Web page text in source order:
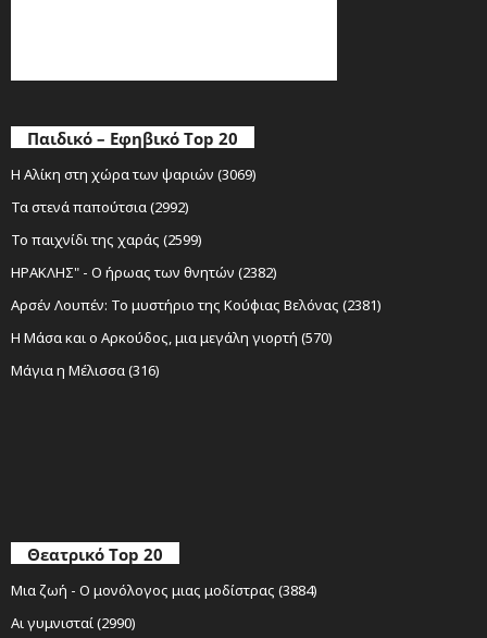
Παιδικό – Εφηβικό Top 20
Η Αλίκη στη χώρα των ψαριών (3069)
Τα στενά παπούτσια (2992)
Το παιχνίδι της χαράς (2599)
ΗΡΑΚΛΗΣ" - Ο ήρωας των θνητών (2382)
Αρσέν Λουπέν: Το μυστήριο της Κούφιας Βελόνας (2381)
Η Μάσα και ο Αρκούδος, μια μεγάλη γιορτή (570)
Μάγια η Μέλισσα (316)
Θεατρικό Top 20
Μια ζωή - Ο μονόλογος μιας μοδίστρας (3884)
Αι γυμνισταί (2990)